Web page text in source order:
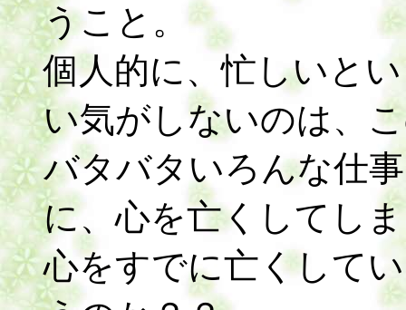
うこと。
個人的に、忙しいと
い気がしないのは、
バタバタいろんな仕
に、心を亡くしてし
心をすでに亡くして